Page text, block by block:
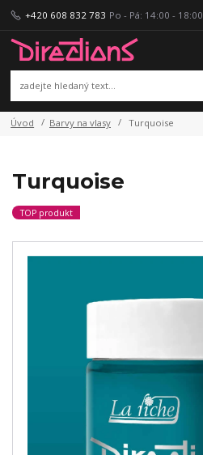
+420 608 832 783 Po - Pá: 14:00 - 18:00
Úvod Barvy na vlasy Turquoise
Turquoise
TOP produkt